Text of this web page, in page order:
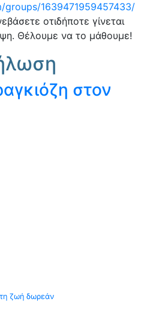
1639471959457433/
οτιδήποτε γίνεται
Θέλουμε να το μάθουμε!
στον
ζωή δωρεάν